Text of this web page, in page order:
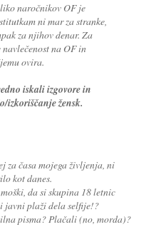
naročnikov OF je
ni mar za stranke,
za njihov denar. Za
na OF in
ovira.
iskali izgovore in
izkoriščanje žensk.
za časa mojega življenja, ni
kot danes.
da si skupina 18 letnic
javni plaži dela selfije!?
pisma? Plačali (no, morda)?